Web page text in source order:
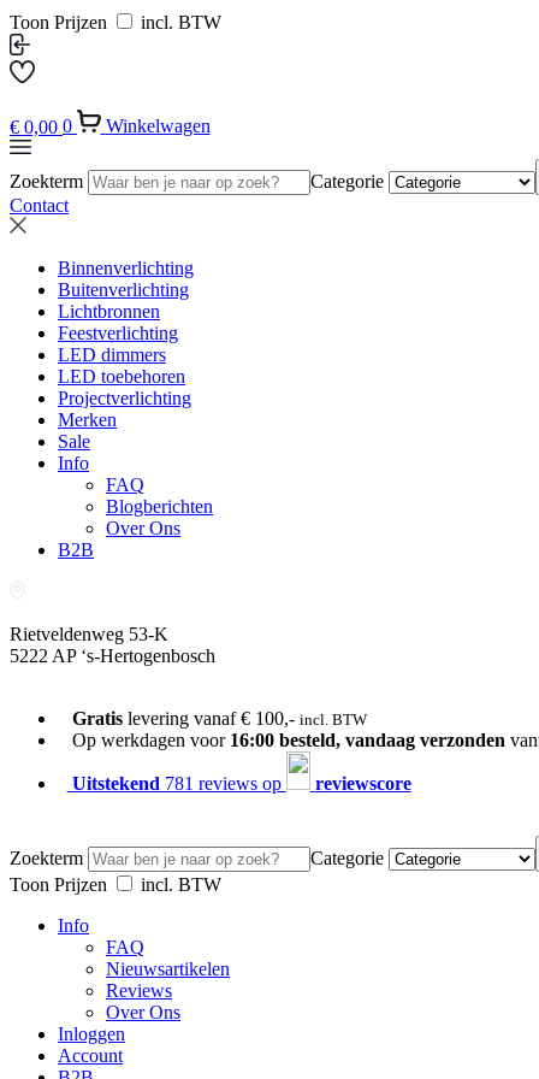
Toon Prijzen incl. BTW
€ 0,00 0 Winkelwagen
Zoekterm
Categorie
Contact
Binnenverlichting
Buitenverlichting
Lichtbronnen
Feestverlichting
LED dimmers
LED toebehoren
Projectverlichting
Merken
Sale
Info
FAQ
Blogberichten
Over Ons
B2B
Rietveldenweg 53-K
5222 AP ‘s-Hertogenbosch
Gratislevering vanaf € 100,- incl. BTW
Op werkdagen voor 16:00 besteld, vandaag verzonden
Uitstekend 781 reviews op reviewscore
Zoekterm
Categorie
Toon Prijzen
incl. BTW
Info
FAQ
Nieuwsartikelen
Reviews
Over Ons
Inloggen
Account